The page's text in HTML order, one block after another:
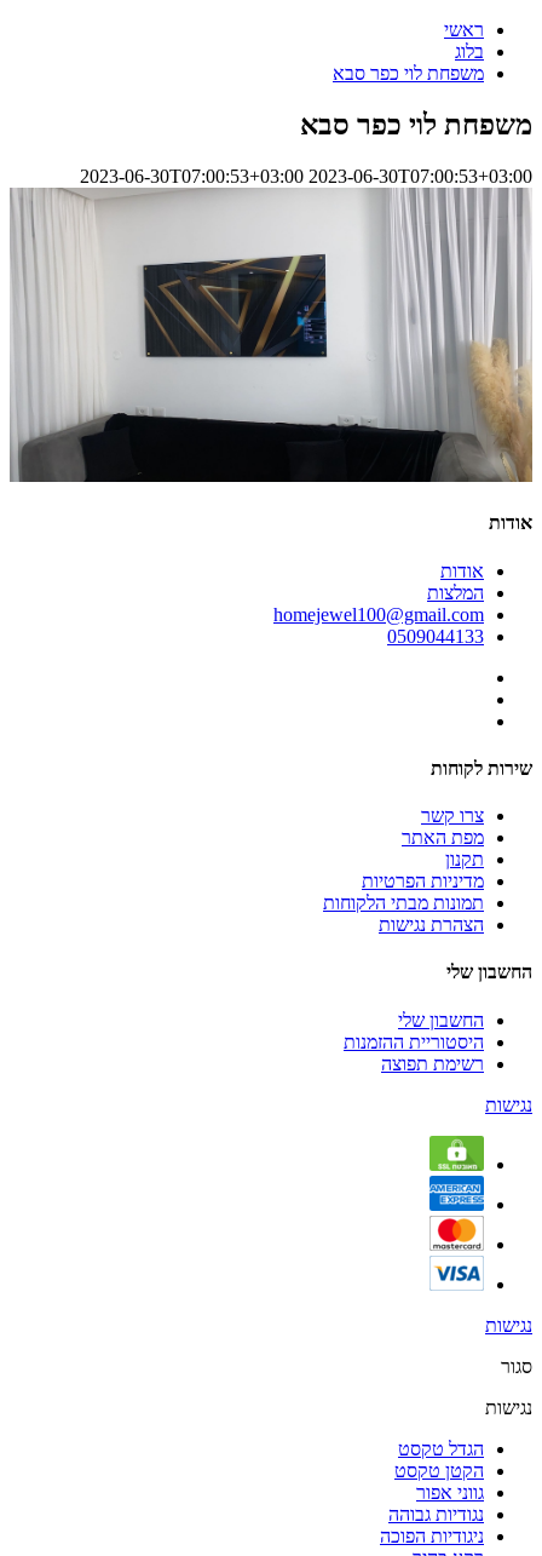
ראשי
בלוג
משפחת לוי כפר סבא
משפחת לוי כפר סבא
2023-06-30T07:00:53+03:00 2023-06-30T07:00:53+03:00
אודות
אודות
המלצות
homejewel100@gmail.com
0509044133
שירות לקוחות
צרו קשר
מפת האתר
תקנון
מדיניות הפרטיות
תמונות מבתי הלקוחות
הצהרת נגישות
החשבון שלי
החשבון שלי
היסטוריית ההזמנות
רשימת תפוצה
נגישות
נגישות
סגור
נגישות
הגדל טקסט
הקטן טקסט
גווני אפור
נגודיות גבוהה
ניגודיות הפוכה